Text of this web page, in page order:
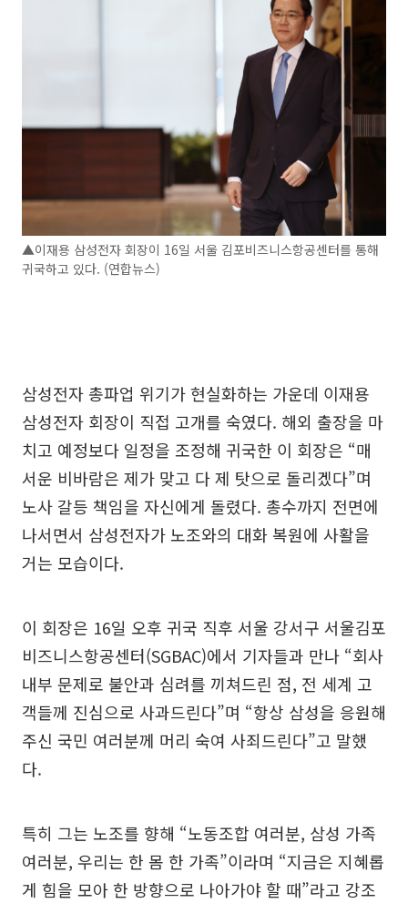
▲이재용 삼성전자 회장이 16일 서울 김포비즈니스항공센터를 통해
귀국하고 있다. (연합뉴스)
삼성전자 총파업 위기가 현실화하는 가운데 이재용
삼성전자 회장이 직접 고개를 숙였다. 해외 출장을 마
치고 예정보다 일정을 조정해 귀국한 이 회장은 “매
서운 비바람은 제가 맞고 다 제 탓으로 돌리겠다”며
노사 갈등 책임을 자신에게 돌렸다. 총수까지 전면에
나서면서 삼성전자가 노조와의 대화 복원에 사활을
거는 모습이다.
이 회장은 16일 오후 귀국 직후 서울 강서구 서울김포
비즈니스항공센터(SGBAC)에서 기자들과 만나 “회사
내부 문제로 불안과 심려를 끼쳐드린 점, 전 세계 고
객들께 진심으로 사과드린다”며 “항상 삼성을 응원해
주신 국민 여러분께 머리 숙여 사죄드린다”고 말했
다.
특히 그는 노조를 향해 “노동조합 여러분, 삼성 가족
여러분, 우리는 한 몸 한 가족”이라며 “지금은 지혜롭
게 힘을 모아 한 방향으로 나아가야 할 때”라고 강조